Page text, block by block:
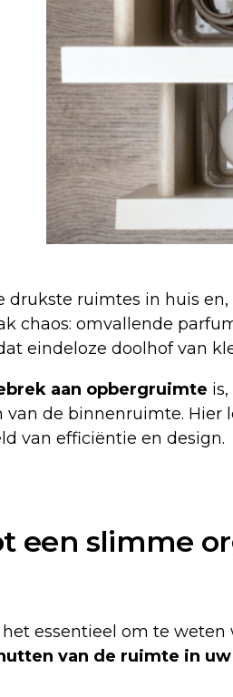
drukste ruimtes in huis
chaos: omvallende
eindeloze doolhof van
aan opbergruimte
de binnenruimte. Hier
van efficiëntie en design.
een slimme
essentieel om te
van de ruimte in